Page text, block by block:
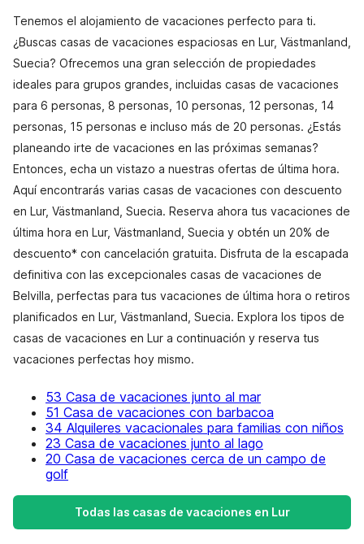
Tenemos el alojamiento de vacaciones perfecto para ti.
¿Buscas casas de vacaciones espaciosas en Lur, Västmanland,
Suecia? Ofrecemos una gran selección de propiedades
ideales para grupos grandes, incluidas casas de vacaciones
para 6 personas, 8 personas, 10 personas, 12 personas, 14
personas, 15 personas e incluso más de 20 personas. ¿Estás
planeando irte de vacaciones en las próximas semanas?
Entonces, echa un vistazo a nuestras ofertas de última hora.
Aquí encontrarás varias casas de vacaciones con descuento
en Lur, Västmanland, Suecia. Reserva ahora tus vacaciones de
última hora en Lur, Västmanland, Suecia y obtén un 20% de
descuento* con cancelación gratuita. Disfruta de la escapada
definitiva con las excepcionales casas de vacaciones de
Belvilla, perfectas para tus vacaciones de última hora o retiros
planificados en Lur, Västmanland, Suecia. Explora los tipos de
casas de vacaciones en Lur a continuación y reserva tus
vacaciones perfectas hoy mismo.
53 Casa de vacaciones junto al mar
51 Casa de vacaciones con barbacoa
34 Alquileres vacacionales para familias con niños
23 Casa de vacaciones junto al lago
20 Casa de vacaciones cerca de un campo de
golf
Todas las casas de vacaciones en Lur